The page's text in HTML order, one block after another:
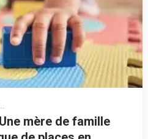
mère de famille